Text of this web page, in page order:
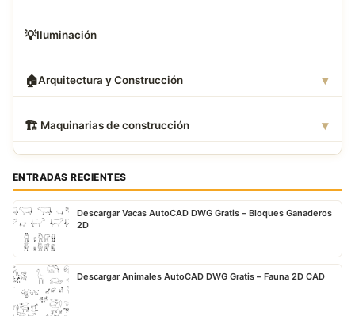
💡Iluminación
🏠Arquitectura y Construcción ▾
🏗 ️ Maquinarias de construcción ▾
ENTRADAS RECIENTES
Descargar Vacas AutoCAD DWG Gratis – Bloques Ganaderos
2D
Descargar Animales AutoCAD DWG Gratis – Fauna 2D CAD